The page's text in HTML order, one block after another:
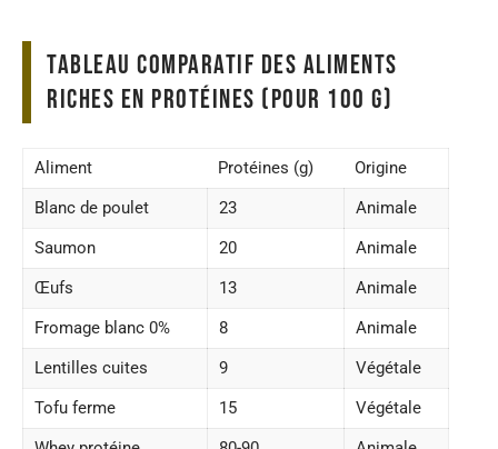
Tableau comparatif des aliments
riches en protéines (pour 100 g)
Aliment Protéines (g)
Origine
Blanc de poulet
23
Animale
Saumon
20
Animale
Œufs
13
Animale
Fromage blanc 0%
8
Animale
Lentilles cuites
9
Végétale
Tofu ferme
15
Végétale